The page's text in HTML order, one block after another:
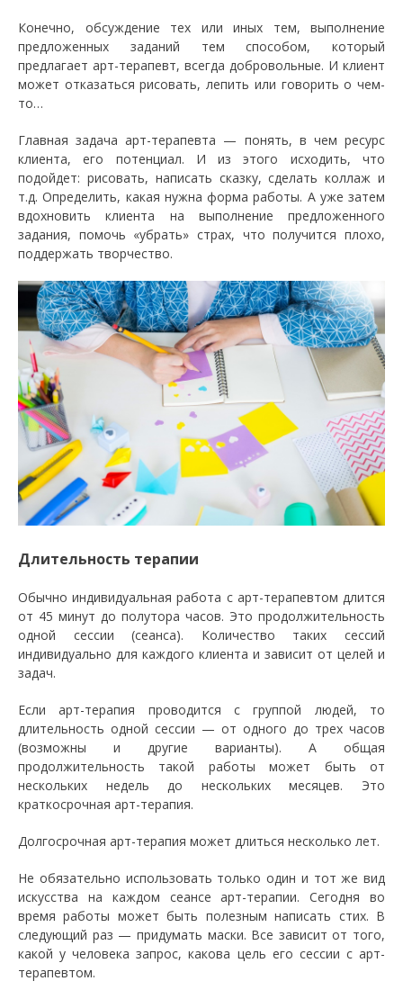
Конечно, обсуждение тех или иных тем, выполнение
предложенных заданий тем способом, который
предлагает арт-терапевт, всегда добровольные. И клиент
может отказаться рисовать, лепить или говорить о чем-
то…
Главная задача арт-терапевта — понять, в чем ресурс
клиента, его потенциал. И из этого исходить, что
подойдет: рисовать, написать сказку, сделать коллаж и
т.д. Определить, какая нужна форма работы. А уже затем
вдохновить клиента на выполнение предложенного
задания, помочь «убрать» страх, что получится плохо,
поддержать творчество.
Длительность терапии
Обычно индивидуальная работа с арт-терапевтом длится
от 45 минут до полутора часов. Это продолжительность
одной сессии (сеанса). Количество таких сессий
индивидуально для каждого клиента и зависит от целей и
задач.
Если арт-терапия проводится с группой людей, то
длительность одной сессии — от одного до трех часов
(возможны и другие варианты). А общая
продолжительность такой работы может быть от
нескольких недель до нескольких месяцев. Это
краткосрочная арт-терапия.
Долгосрочная арт-терапия может длиться несколько лет.
Не обязательно использовать только один и тот же вид
искусства на каждом сеансе арт-терапии. Сегодня во
время работы может быть полезным написать стих. В
следующий раз — придумать маски. Все зависит от того,
какой у человека запрос, какова цель его сессии с арт-
терапевтом.